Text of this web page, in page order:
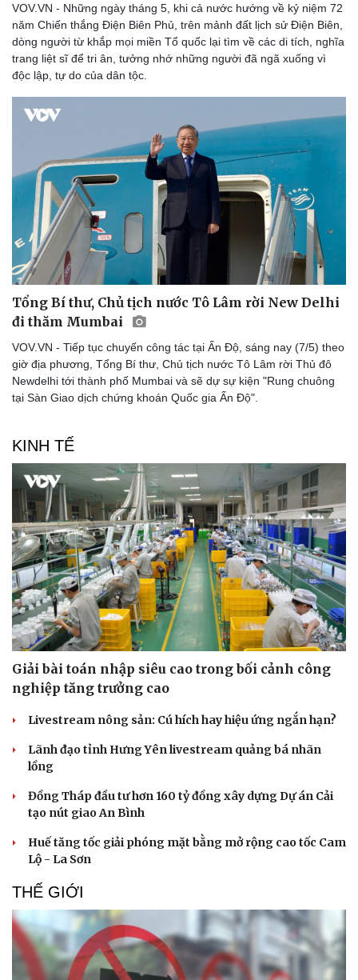
Thông tin doanh nghiệp
Doanh nghiệp 24h
Doanh nhân
Vì cộng đồng
Sành điệu
Trải nghiệm
VOV.VN - Những ngày tháng 5, khi cả nước hướng về kỷ niệm 72
năm Chiến thắng Điện Biên Phủ, trên mảnh đất lịch sử Điện Biên,
dòng người từ khắp mọi miền Tổ quốc lại tìm về các di tích, nghĩa
trang liệt sĩ để tri ân, tưởng nhớ những người đã ngã xuống vì
độc lập, tự do của dân tộc.
Tổng Bí thư, Chủ tịch nước Tô Lâm rời New Delhi
đi thăm Mumbai
VOV.VN - Tiếp tục chuyến công tác tại Ấn Độ, sáng nay (7/5) theo
giờ địa phương, Tổng Bí thư, Chủ tịch nước Tô Lâm rời Thủ đô
Newdelhi tới thành phố Mumbai và sẽ dự sự kiện "Rung chuông
tại Sàn Giao dịch chứng khoán Quốc gia Ấn Độ".
KINH TẾ
Giải bài toán nhập siêu cao trong bối cảnh công
nghiệp tăng trưởng cao
Livestream nông sản: Cú hích hay hiệu ứng ngắn hạn?
Lãnh đạo tỉnh Hưng Yên livestream quảng bá nhãn
lồng
Đồng Tháp đầu tư hơn 160 tỷ đồng xây dựng Dự án Cải
tạo nút giao An Bình
Huế tăng tốc giải phóng mặt bằng mở rộng cao tốc Cam
Lộ - La Sơn
THẾ GIỚI